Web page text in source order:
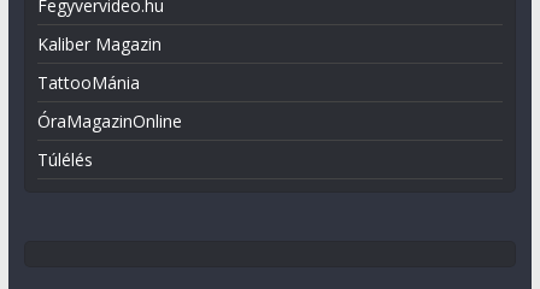
Fegyvervideo.hu
Kaliber Magazin
TattooMánia
ÓraMagazinOnline
Túlélés